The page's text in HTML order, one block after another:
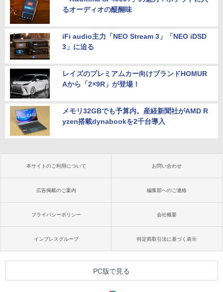
るオーディオの醍醐味
iFi audio主力「NEO Stream 3」「NEO iDSD
3」に迫る
レイズのプレミアムカー向けブランドHOMUR
Aから「2×9R」が登場！
メモリ32GBでも予算内。産経新聞社がAMD R
yzen搭載dynabookを2千台導入
本サイトのご利用について お問い合わせ
広告掲載のご案内 編集部へのご連絡
プライバシーポリシー 会社概要
インプレスグループ 特定商取引法に基づく表示
PC版で見る